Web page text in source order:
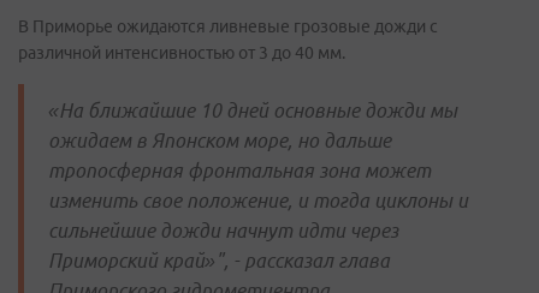
В Приморье ожидаются ливневые грозовые дожди с
различной интенсивностью от 3 до 40 мм.
«На ближайшие 10 дней основные дожди мы
ожидаем в Японском море, но дальше
тропосферная фронтальная зона может
изменить свое положение, и тогда циклоны и
сильнейшие дожди начнут идти через
Приморский край»", - рассказал глава